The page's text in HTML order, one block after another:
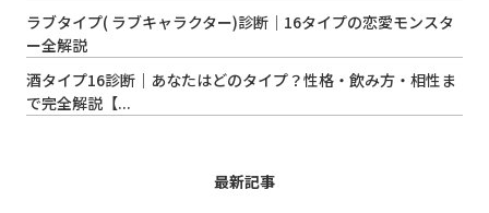
ラブタイプ( ラブキャラクター)診断｜16タイプの恋愛モンスタ
ー全解説
酒タイプ16診断｜あなたはどのタイプ？性格・飲み方・相性ま
で完全解説【...
最新記事